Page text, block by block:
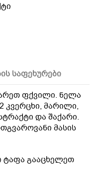
საფეხურები
ფქვილი. ნელა
კვერცხი, მარილი,
და შაქარი.
მასის
ტაფა გააცხელეთ